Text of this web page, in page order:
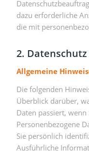
dazu erforderliche
die mit
2.
Allgemeine
Die folgenden
Überblick darüber,
Daten passiert, wenn
Personenbezogene
Sie persönlich
Ausführliche